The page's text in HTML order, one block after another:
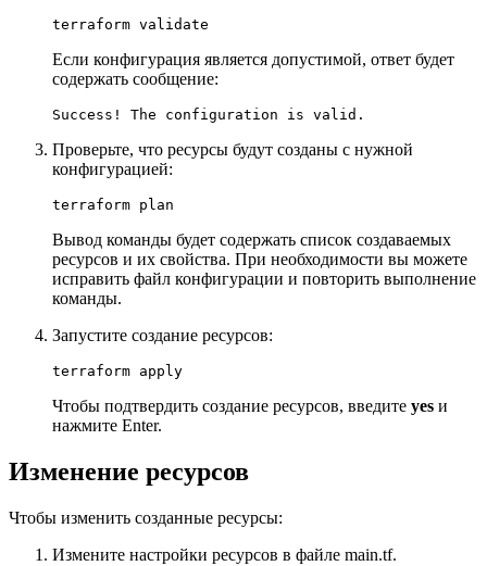
terraform validate
Если конфигурация является допустимой, ответ будет
содержать сообщение:
Success! The configuration is valid.
Проверьте, что ресурсы будут созданы с нужной
конфигурацией:
terraform plan
Вывод команды будет содержать список создаваемых
ресурсов и их свойства. При необходимости вы можете
исправить файл конфигурации и повторить выполнение
команды.
Запустите создание ресурсов:
terraform apply
Чтобы подтвердить создание ресурсов, введите yes и
нажмите Enter.
Изменение ресурсов
Чтобы изменить созданные ресурсы:
Измените настройки ресурсов в файле main.tf.